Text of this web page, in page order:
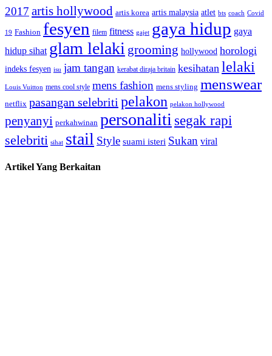
2017 artis hollywood artis korea artis malaysia atlet bts coach Covid
19 Fashion fesyen filem fitness gajet gaya hidup gaya
hidup sihat glam lelaki grooming hollywood horologi
indeks fesyen isu jam tangan kerabat diraja britain kesihatan lelaki
Louis Vuitton mens cool style mens fashion mens styling menswear
netflix pasangan selebriti pelakon pelakon hollywood
penyanyi perkahwinan personaliti segak rapi
selebriti sihat stail Style suami isteri Sukan viral
Artikel Yang Berkaitan